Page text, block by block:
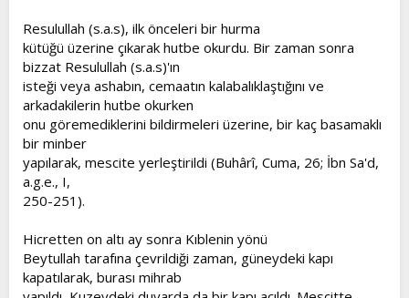
Resulullah (s.a.s), ilk önceleri bir hurma
kütüğü üzerine çıkarak hutbe okurdu. Bir zaman sonra
bizzat Resulullah (s.a.s)'ın
isteği veya ashabın, cemaatın kalabalıklaştığını ve
arkadakilerin hutbe okurken
onu göremediklerini bildirmeleri üzerine, bir kaç basamaklı
bir minber
yapılarak, mescite yerleştirildi (Buhârî, Cuma, 26; İbn Sa'd,
a.g.e., I,
250-251).
Hicretten on altı ay sonra Kıblenin yönü
Beytullah tarafına çevrildiği zaman, güneydeki kapı
kapatılarak, burası mihrab